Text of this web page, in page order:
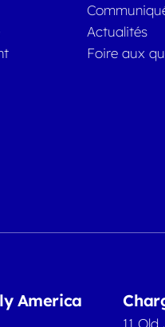
Actualités
Foire aux
America
11